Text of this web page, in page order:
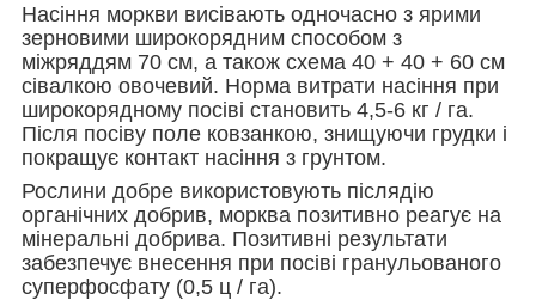
Насіння моркви висівають одночасно з ярими
зерновими широкорядним способом з
міжряддям 70 см, а також схема 40 + 40 + 60 см
сівалкою овочевий. Норма витрати насіння при
широкорядному посіві становить 4,5-6 кг / га.
Після посіву поле ковзанкою, знищуючи грудки і
покращує контакт насіння з грунтом.
Рослини добре використовують післядію
органічних добрив, морква позитивно реагує на
мінеральні добрива. Позитивні результати
забезпечує внесення при посіві гранульованого
суперфосфату (0,5 ц / га).